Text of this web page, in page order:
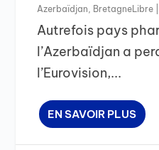
Azerbaïdjan
BretagneLibre
Autrefois pays
l’Azerbaïdjan a
l’Eurovision,...
EN SAVOIR PLUS